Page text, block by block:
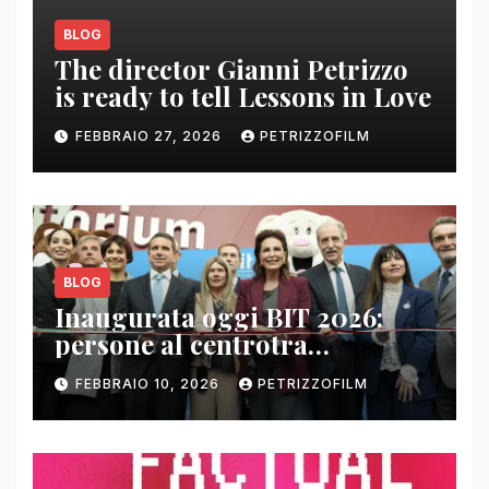
BLOG
The director Gianni Petrizzo
is ready to tell Lessons in Love
FEBBRAIO 27, 2026 PETRIZZOFILM
BLOG
Inaugurata oggi BIT 2026:
persone al centrotra
contenuti, relazioni e business
FEBBRAIO 10, 2026 PETRIZZOFILM